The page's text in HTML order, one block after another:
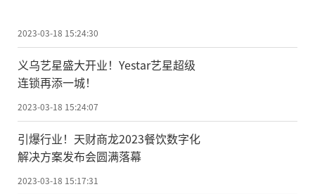
2023-03-18 15:24:30
义乌艺星盛大开业！Yestar艺星超级
连锁再添一城！
2023-03-18 15:24:07
引爆行业！天财商龙2023餐饮数字化
解决方案发布会圆满落幕
2023-03-18 15:17:31